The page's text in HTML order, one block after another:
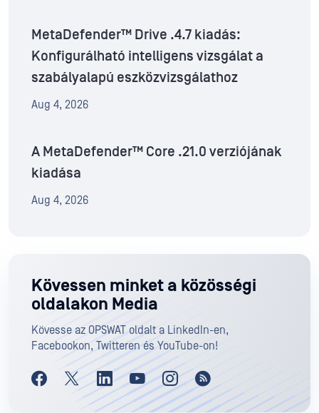
MetaDefender™ Drive .4.7 kiadás:
Konfigurálható intelligens vizsgálat a
szabályalapú eszközvizsgálathoz
Aug 4, 2026
A MetaDefender™ Core .21.0 verziójának
kiadása
Aug 4, 2026
Kövessen minket a közösségi
oldalakon Media
Kövesse az OPSWAT oldalt a LinkedIn-en,
Facebookon, Twitteren és YouTube-on!